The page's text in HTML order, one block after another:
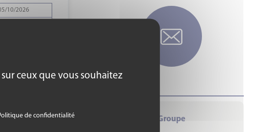
ceux que vous souhaitez
de confidentialité
10/2026
COTISANTS H.T.
Groupe